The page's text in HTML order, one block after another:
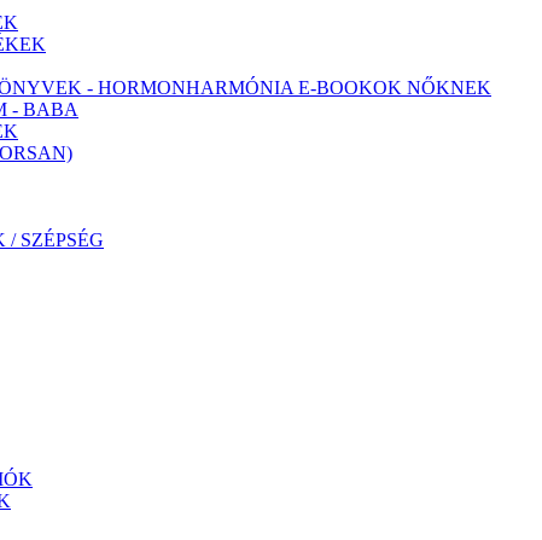
- HORMONHARMÓNIA E-BOOKOK NŐKNEK
- BABA
SZÉPSÉG